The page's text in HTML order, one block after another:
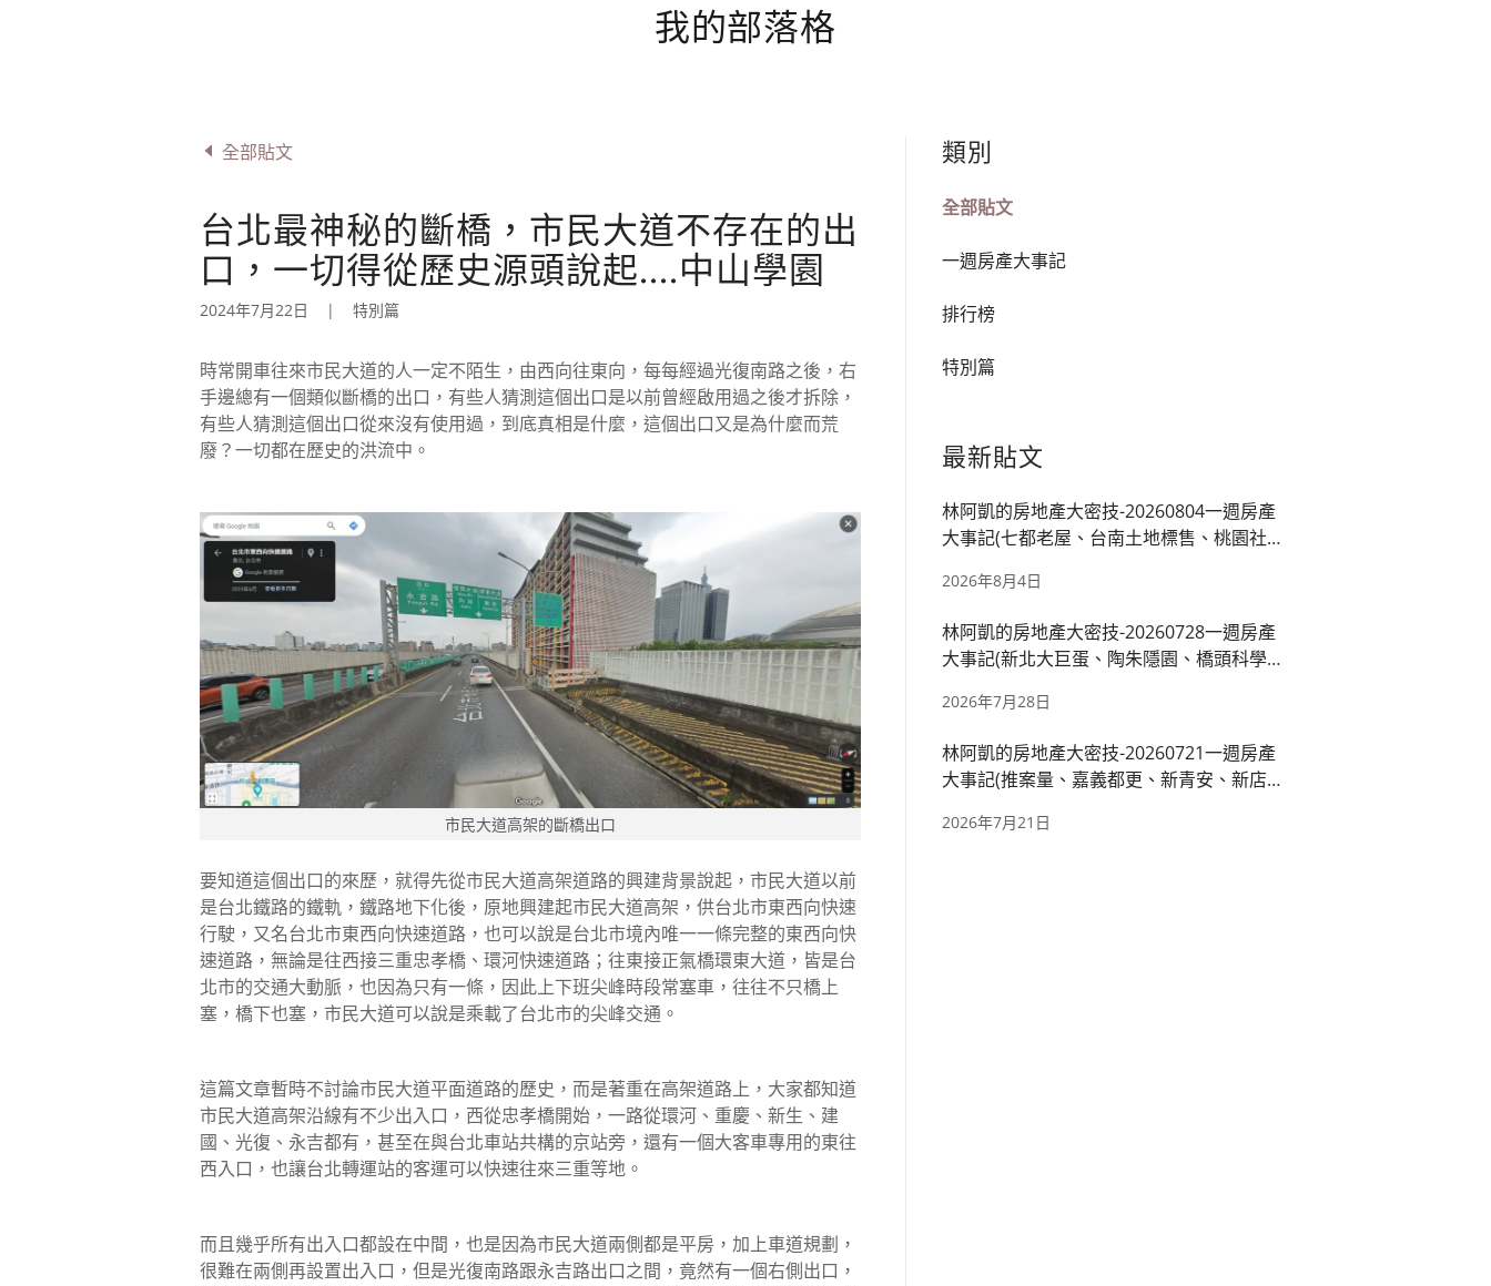
我的部落格
全部貼文
台北最神秘的斷橋，市民大道不存在的出
口，一切得從歷史源頭說起....中山學園
2024年7月22日 | 特別篇
時常開車往來市民大道的人一定不陌生，由西向往東向，每每經過光復南路之後，右
手邊總有一個類似斷橋的出口，有些人猜測這個出口是以前曾經啟用過之後才拆除，
有些人猜測這個出口從來沒有使用過，到底真相是什麼，這個出口又是為什麼而荒
廢？一切都在歷史的洪流中。
市民大道高架的斷橋出口
要知道這個出口的來歷，就得先從市民大道高架道路的興建背景說起，市民大道以前
是台北鐵路的鐵軌，鐵路地下化後，原地興建起市民大道高架，供台北市東西向快速
行駛，又名台北市東西向快速道路，也可以說是台北市境內唯一一條完整的東西向快
速道路，無論是往西接三重忠孝橋、環河快速道路；往東接正氣橋環東大道，皆是台
北市的交通大動脈，也因為只有一條，因此上下班尖峰時段常塞車，往往不只橋上
塞，橋下也塞，市民大道可以說是乘載了台北市的尖峰交通。
這篇文章暫時不討論市民大道平面道路的歷史，而是著重在高架道路上，大家都知道
市民大道高架沿線有不少出入口，西從忠孝橋開始，一路從環河、重慶、新生、建
國、光復、永吉都有，甚至在與台北車站共構的京站旁，還有一個大客車專用的東往
西入口，也讓台北轉運站的客運可以快速往來三重等地。
而且幾乎所有出入口都設在中間，也是因為市民大道兩側都是平房，加上車道規劃，
很難在兩側再設置出入口，但是光復南路跟永吉路出口之間，竟然有一個右側出口，
類別
全部貼文
一週房產大事記
排行榜
特別篇
最新貼文
林阿凱的房地產大密技-20260804一週房產
大事記(七都老屋、台南土地標售、桃園社
2026年8月4日
林阿凱的房地產大密技-20260728一週房產
大事記(新北大巨蛋、陶朱隱園、橋頭科學園
2026年7月28日
林阿凱的房地產大密技-20260721一週房產
大事記(推案量、嘉義都更、新青安、新店十
2026年7月21日